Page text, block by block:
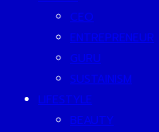
CEO
ENTREPRENEUR
GURU
SUSTAINISM
LIFESTYLE
BEAUTY